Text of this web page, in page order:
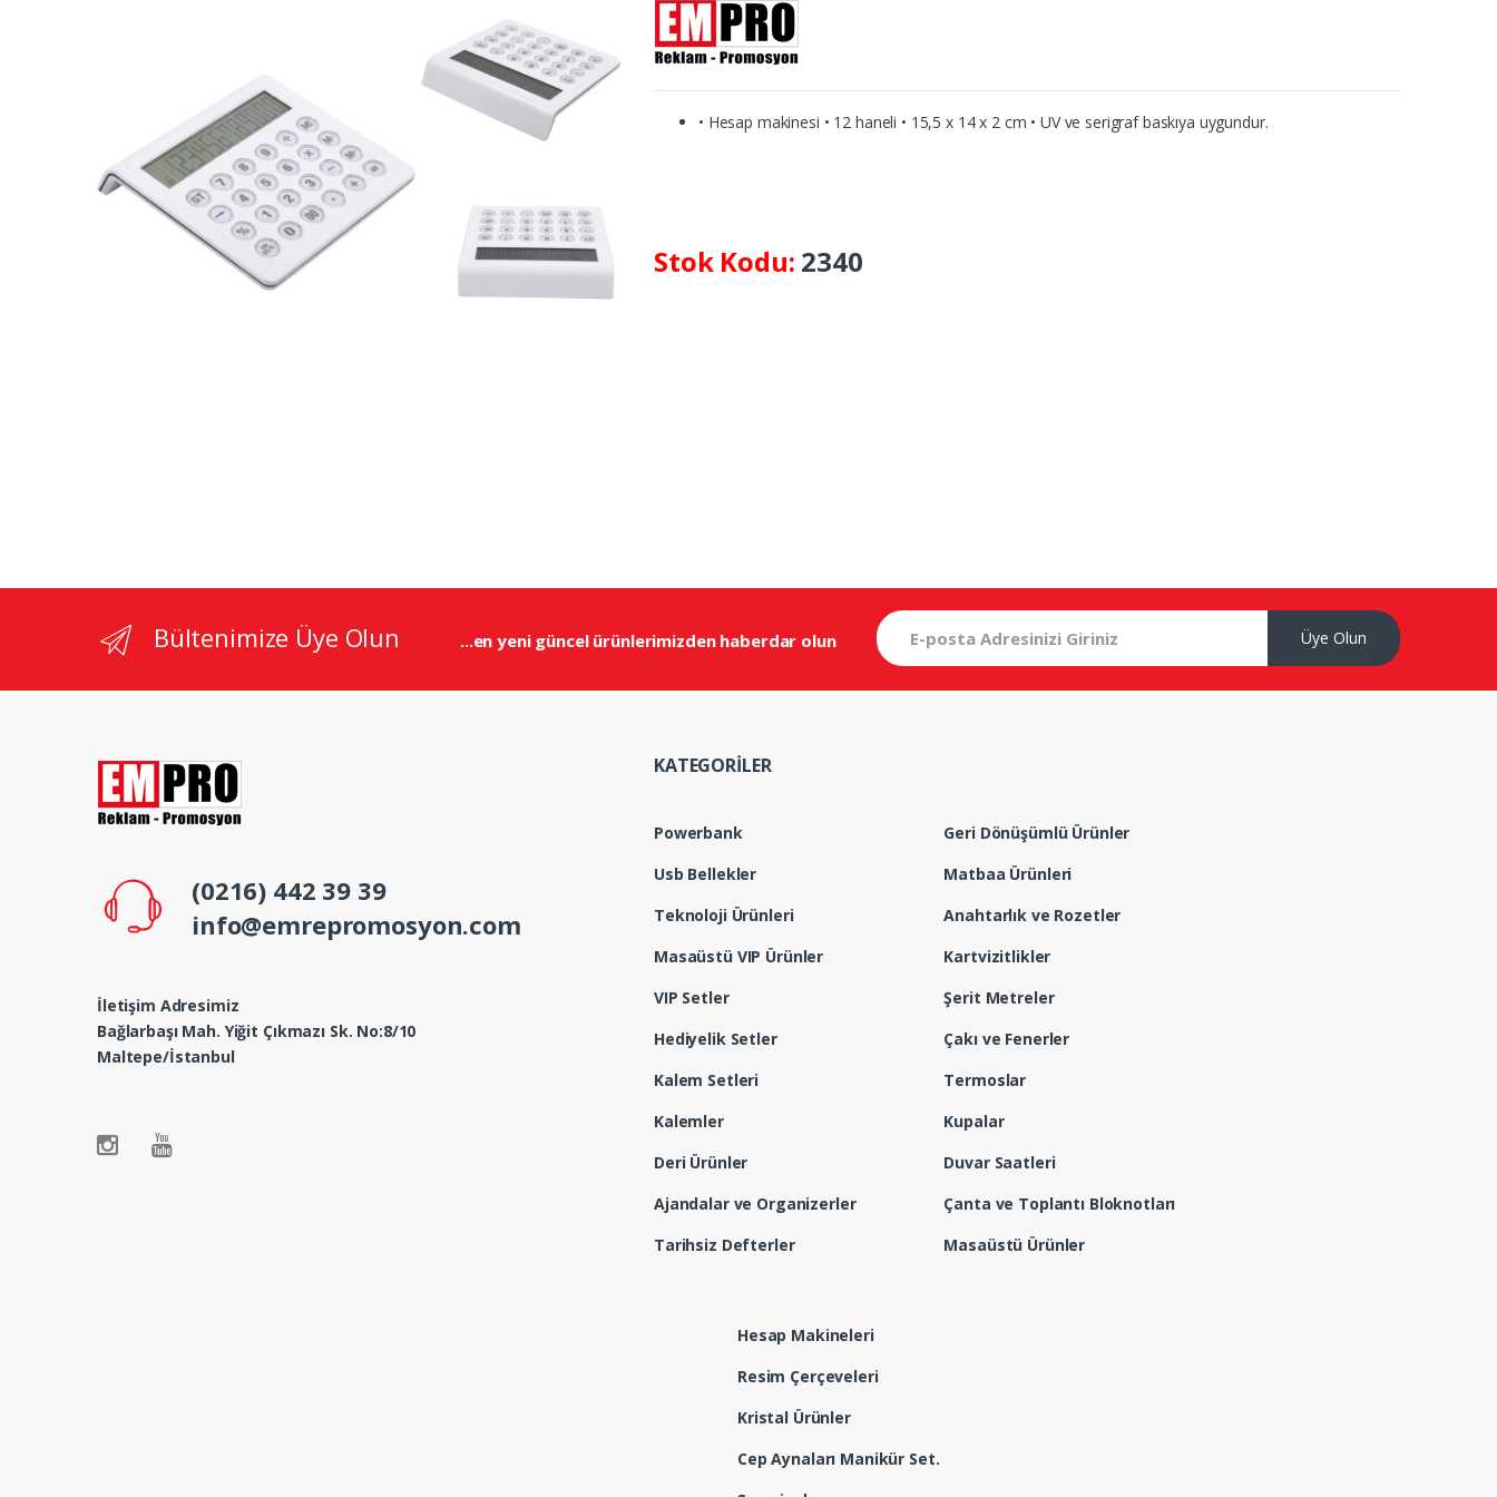
• Hesap makinesi • 12 haneli • 15,5 x 14 x 2 cm • UV ve serigraf baskıya uygundur.
Stok Kodu: 2340
Bültenimize Üye Olun ...en yeni güncel ürünlerimizden haberdar olun Üye Olun
KATEGORİLER
Powerbank
Usb Bellekler
Teknoloji Ürünleri
Masaüstü VIP Ürünler
VIP Setler
Hediyelik Setler
Kalem Setleri
Kalemler
Deri Ürünler
Ajandalar ve Organizerler
Tarihsiz Defterler
Geri Dönüşümlü Ürünler
Matbaa Ürünleri
Anahtarlık ve Rozetler
Kartvizitlikler
Şerit Metreler
Çakı ve Fenerler
Termoslar
Kupalar
Duvar Saatleri
Çanta ve Toplantı Bloknotları
Masaüstü Ürünler
Hesap Makineleri
Resim Çerçeveleri
Kristal Ürünler
Cep Aynaları Manikür Set.
(0216) 442 39 39
info@emrepromosyon.com
İletişim Adresimiz
Bağlarbaşı Mah. Yiğit Çıkmazı Sk. No:8/10
Maltepe/İstanbul